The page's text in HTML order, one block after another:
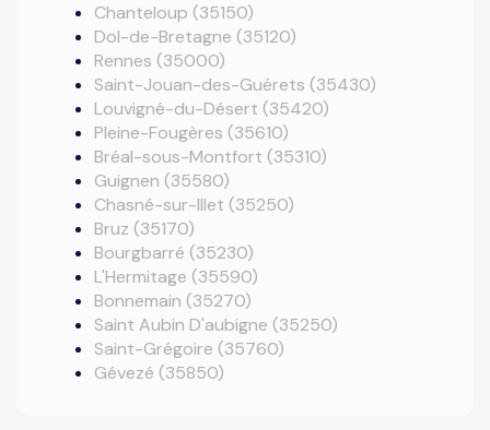
Chanteloup (35150)
Dol-de-Bretagne (35120)
Rennes (35000)
Saint-Jouan-des-Guérets (35430)
Louvigné-du-Désert (35420)
Pleine-Fougères (35610)
Bréal-sous-Montfort (35310)
Guignen (35580)
Chasné-sur-Illet (35250)
Bruz (35170)
Bourgbarré (35230)
L'Hermitage (35590)
Bonnemain (35270)
Saint Aubin D'aubigne (35250)
Saint-Grégoire (35760)
Gévezé (35850)